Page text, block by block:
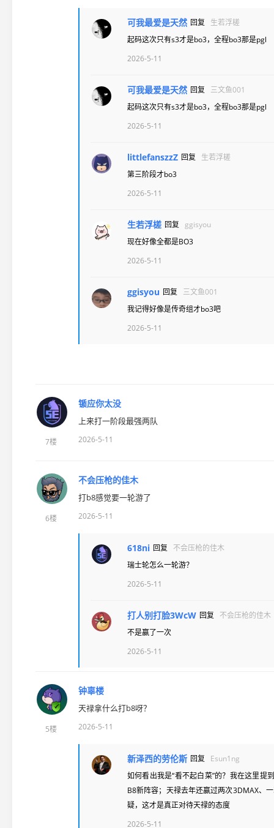
可我最爱是天然 回复
生若浮槎
起码这次只有s3才是bo3，全程bo3那是pgl
2026-5-11
可我最爱是天然 回复
三文鱼001
起码这次只有s3才是bo3，全程bo3那是pgl
2026-5-11
littlefanszzZ 回复
生若浮槎
第三阶段才bo3
2026-5-11
生若浮槎 回复
ggisyou
现在好像全都是BO3
2026-5-11
ggisyou 回复
三文鱼001
我记得好像是传奇组才bo3吧
2026-5-11
7楼
锧应你太没
上来打一阶段最强两队
2026-5-11
6楼
不会压枪的佳木
打b8感觉要一轮游了
2026-5-11
618ni 回复
不会压枪的佳木
瑞士轮怎么一轮游？
2026-5-11
打人别打脸3WcW 回复
不会压枪的佳木
不是赢了一次
2026-5-11
5楼
钟辜楼
天禄拿什么打b8呀？
2026-5-11
新泽西的劳伦斯 回复
Esun1ng
如何看出我是“看不起白菜”的？我在这里
B8新阵容；天禄去年还赢过两次3DMAX、
疑，这才是真正对待天禄的态度
2026-5-11